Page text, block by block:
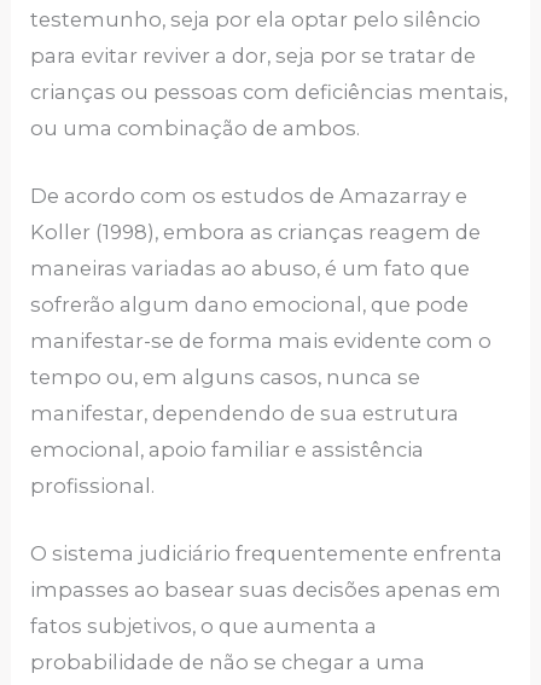
testemunho, seja por ela optar pelo silêncio
para evitar reviver a dor, seja por se tratar de
crianças ou pessoas com deficiências mentais,
ou uma combinação de ambos.
De acordo com os estudos de Amazarray e
Koller (1998), embora as crianças reagem de
maneiras variadas ao abuso, é um fato que
sofrerão algum dano emocional, que pode
manifestar-se de forma mais evidente com o
tempo ou, em alguns casos, nunca se
manifestar, dependendo de sua estrutura
emocional, apoio familiar e assistência
profissional.
O sistema judiciário frequentemente enfrenta
impasses ao basear suas decisões apenas em
fatos subjetivos, o que aumenta a
probabilidade de não se chegar a uma